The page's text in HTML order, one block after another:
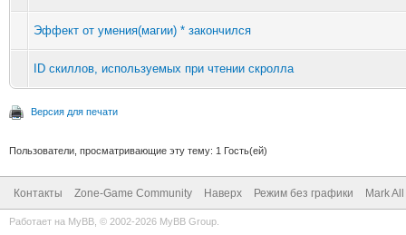
// Attacking
return false;
Эффект от умения(магии) * закончился
ID скиллов, используемых при чтении скролла
Версия для печати
Пользователи, просматривающие эту тему: 1 Гость(ей)
Контакты Zone-Game Community Наверх Режим без графики Mark
Работает на MyBB , © 2002-2026 MyBB Group